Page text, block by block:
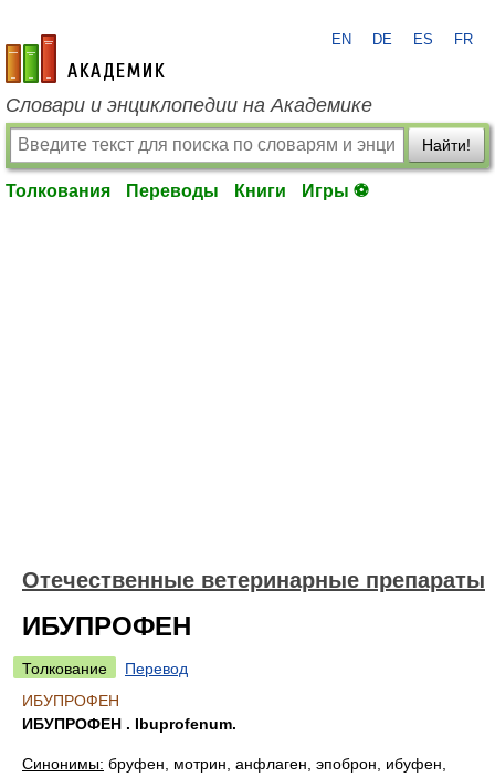
academic.ru
EN DE ES FR
Словари и энциклопедии на Академике
Найти!
Толкования Переводы Книги Игры ⚽
Отечественные ветеринарные препараты
ИБУПРОФЕН
Толкование
Перевод
ИБУПРОФЕН
ИБУПРОФЕН . Ibuprofenum.
Синонимы: бруфен, мотрин, анфлаген, эпоброн, ибуфен,